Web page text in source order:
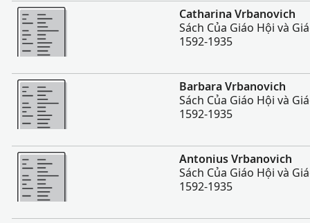
Nhiều Hơn
Catharina Vrbanovich
Sách Của Giáo Hội và
1592-1935
Nhiều Hơn
Barbara Vrbanovich
Sách Của Giáo Hội và
1592-1935
Nhiều Hơn
Antonius Vrbanovich
Sách Của Giáo Hội và
1592-1935